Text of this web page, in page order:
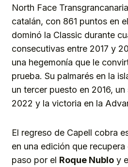
North Face
catalán, con 861 puntos en
dominó la Classic durante
consecutivas entre 2017 y
una hegemonía que le
prueba. Su palmarés en la
un tercer puesto en 2016,
2022 y la victoria en la
El regreso de Capell cobra
en una edición que
paso por el Roque Nublo y